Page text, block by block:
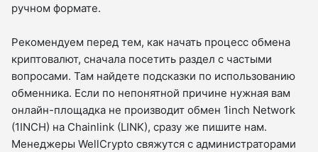
ручном формате.
Рекомендуем перед тем, как начать процесс обмена
криптовалют, сначала посетить раздел с частыми
вопросами. Там найдете подсказки по использованию
обменника. Если по непонятной причине нужная вам
онлайн-площадка не производит обмен 1inch Network
(1INCH) на Chainlink (LINK), сразу же пишите нам.
Менеджеры WellCrypto свяжутся с администраторами